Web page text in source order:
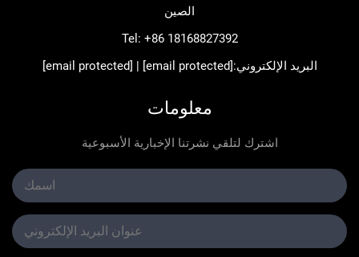
Tel:+86 18168827392
الإلكتروني:[email protected]
|
[email protected]
معلومات
اشترك لتلقي نشرتنا الإخبارية الأسبوعية